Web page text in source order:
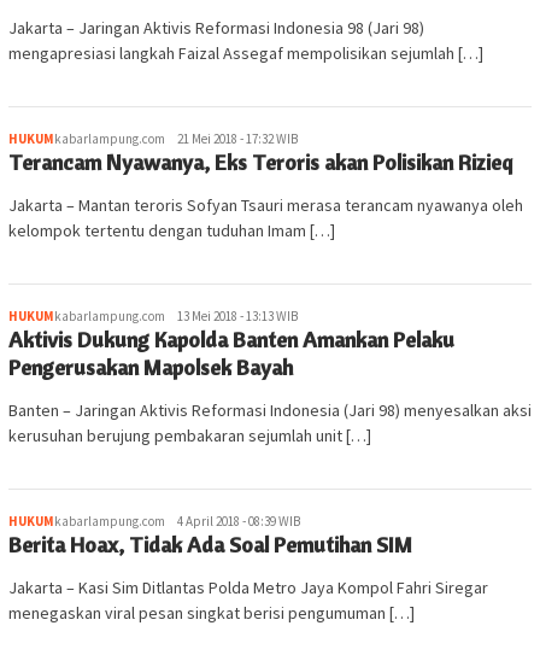
Jakarta – Jaringan Aktivis Reformasi Indonesia 98 (Jari 98)
mengapresiasi langkah Faizal Assegaf mempolisikan sejumlah […]
HUKUMkabarlampung.com 21 Mei 2018 - 17:32 WIB
Terancam Nyawanya, Eks Teroris akan Polisikan Rizieq
Jakarta – Mantan teroris Sofyan Tsauri merasa terancam nyawanya oleh
kelompok tertentu dengan tuduhan Imam […]
HUKUMkabarlampung.com 13 Mei 2018 - 13:13 WIB
Aktivis Dukung Kapolda Banten Amankan Pelaku
Pengerusakan Mapolsek Bayah
Banten – Jaringan Aktivis Reformasi Indonesia (Jari 98) menyesalkan aksi
kerusuhan berujung pembakaran sejumlah unit […]
HUKUMkabarlampung.com 4 April 2018 - 08:39 WIB
Berita Hoax, Tidak Ada Soal Pemutihan SIM
Jakarta – Kasi Sim Ditlantas Polda Metro Jaya Kompol Fahri Siregar
menegaskan viral pesan singkat berisi pengumuman […]